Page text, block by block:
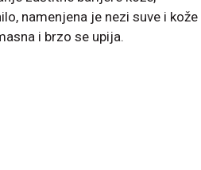
namenjena je nezi suve i kože
i brzo se upija.